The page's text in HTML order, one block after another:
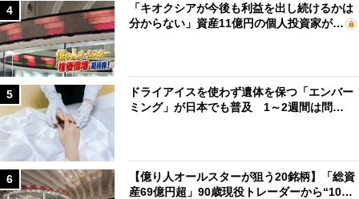
4
「キオクシアが今後も利益を出し続けるかは
分からない」資産11億円の個人投資家が…
5
ドライアイスを使わず遺体を保つ「エンバー
ミング」が日本でも普及 1～2週間は問…
6
【億り人オールスターが狙う20銘柄】「総資
産69億円超」90歳現役トレーダーから“10…